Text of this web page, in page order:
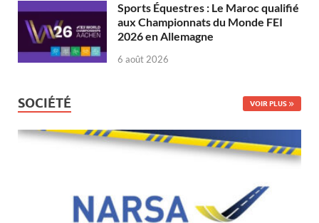
Sports Équestres : Le Maroc qualifié
aux Championnats du Monde FEI
2026 en Allemagne
6 août 2026
SOCIÉTÉ VOIR PLUS